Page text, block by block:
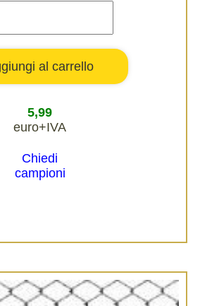
5,99
euro+IVA
Chiedi
campioni